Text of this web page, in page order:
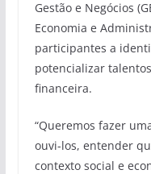
Gestão e Negócios
Economia e
participantes a
potencializar
financeira.
“Queremos fazer
ouvi-los, entender
contexto social e